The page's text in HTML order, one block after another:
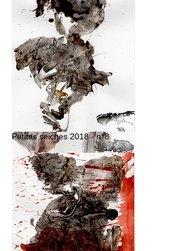
Petites seiches 2018 - n°5
Petites seiches 2018 - n°8